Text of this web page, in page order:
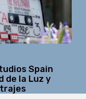
Spain
de la Luz y